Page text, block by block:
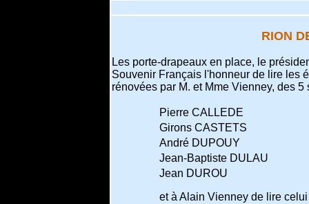
RION
Les porte-drapeaux en place, le
Souvenir Français l'honneur de lire les
rénovées par M. et Mme Vienney, des
Pierre CALLEDE
Girons CASTETS
André DUPOUY
Jean-Baptiste DULAU
Jean DUROU
et à Alain Vienney de lire